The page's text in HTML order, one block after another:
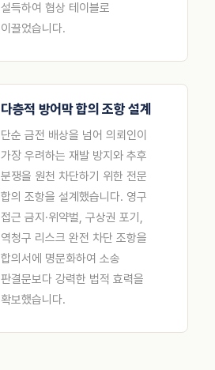
설득하여 협상 테이블로
이끌었습니다.
다층적 방어막 합의 조항 설계
단순 금전 배상을 넘어 의뢰인이
가장 우려하는 재발 방지와 추후
분쟁을 원천 차단하기 위한 전문
합의 조항을 설계했습니다. 영구
접근 금지·위약벌, 구상권 포기,
역청구 리스크 완전 차단 조항을
합의서에 명문화하여 소송
판결문보다 강력한 법적 효력을
확보했습니다.